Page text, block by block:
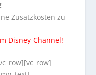
Zusatzkosten zu
Disney-Channel!